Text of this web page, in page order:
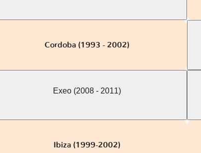
Cordoba (1993 - 2002)
Exeo (2008 - 2011)
Ibiza (1999-2002)